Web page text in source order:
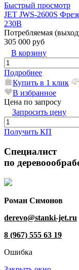
Быстрый просмотр
JET JWS-2600S
230В
Потребляемая
305 000 руб
В корзину
Подробнее
Купить в 1 клик
В избранное
Цена по запросу
Запросить цену
Получить КП
Специалист
по
Роман Симонов
derevo@stanki-jet.ru
8 (967) 555 63 19
Ошибка